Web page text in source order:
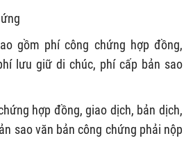
gồm phí công chứng hợp đồng,
lưu giữ di chúc, phí cấp bản sao
hợp đồng, giao dịch, bản dịch,
sao văn bản công chứng phải nộp